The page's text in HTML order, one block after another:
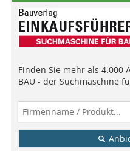
Finden Sie mehr als 4.000
BAU - der Suchmaschine